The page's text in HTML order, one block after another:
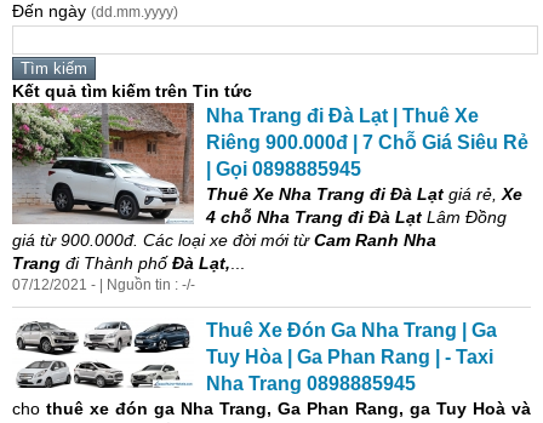
Đến ngày (dd.mm.yyyy)
Kết quả tìm kiếm trên Tin tức
Nha Trang đi Đà Lạt | Thuê Xe
Riêng 900.000đ | 7 Chỗ Giá Siêu Rẻ
| Gọi 0898885945
Thuê Xe Nha Trang đi Đà Lạt giá rẻ, Xe
4 chỗ Nha Trang đi Đà Lạt Lâm Đồng
giá từ 900.000đ. Các loại xe đời mới từCam Ranh Nha
Trang đi Thành phốĐà Lạt,
07/12/2021 - | Nguồn tin : -/-
Thuê Xe Đón Ga Nha Trang | Ga
Tuy Hòa | Ga Phan Rang | - Taxi
Nha Trang 0898885945
cho thuê xe đón ga Nha Trang, Ga Phan Rang, ga Tuy Hoà và